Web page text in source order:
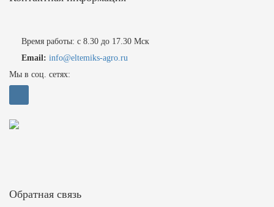
Время работы: с 8.30 до 17.30 Мск
Email: info@eltemiks-agro.ru
Мы в соц. сетях:
Обратная связь